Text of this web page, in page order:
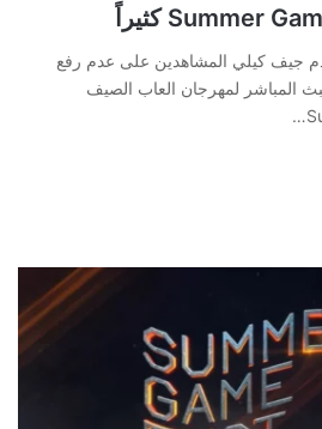
جيف كيلي المشاهدين على عدم رفع
المباشر لمهرجان العاب الصيف